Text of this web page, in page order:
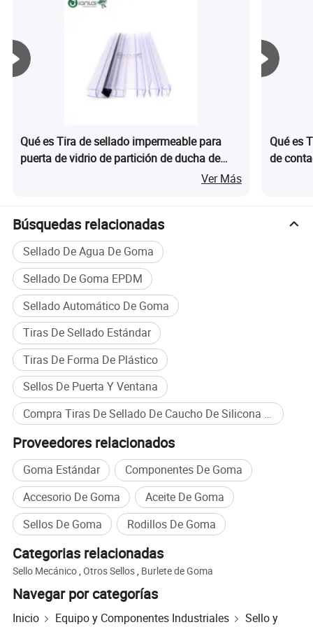
Qué es Tira de sellado impermeable para
puerta de vidrio de partición de ducha de
Ver Más
Qué es
de
Búsquedas relacionadas
Sellado De Agua De Goma
Sellado De Goma EPDM
Sellado Automático De Goma
Tiras De Sellado Estándar
Tiras De Forma De Plástico
Sellos De Puerta Y Ventana
Compra Tiras De Sellado De Caucho De Silicona al por mayor
Proveedores relacionados
Goma Estándar
Componentes De Goma
Accesorio De Goma
Aceite De Goma
Sellos De Goma
Rodillos De Goma
Categorias relacionadas
Sello Mecánico,Otros Sellos, Burlete de Goma
Navegar por categorías
Inicio Equipo y Componentes Industriales Sello y